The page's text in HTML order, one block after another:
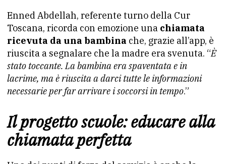
Enned Abdellah, referente turno della Cur
Toscana, ricorda con emozione una chiamata
ricevuta da una bambina che, grazie all’app, è
riuscita a segnalare che la madre era svenuta. “È
stato toccante. La bambina era spaventata e in
lacrime, ma è riuscita a darci tutte le informazioni
necessarie per far arrivare i soccorsi in tempo.”
Il progetto scuole: educare alla
chiamata perfetta